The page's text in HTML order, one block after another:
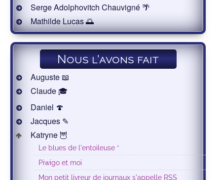
Serge Adolphovitch Chauvigné 🌴
Mathilde Lucas 🌅
Nous l'avons fait
Auguste 📖
Claude 🎓
Daniel 🍄
Jacques ✎
Katryne 🦉
Le blues de l'entoileuse *
Piwigo et moi
Mon petit livreur de journaux s'appelle RSS